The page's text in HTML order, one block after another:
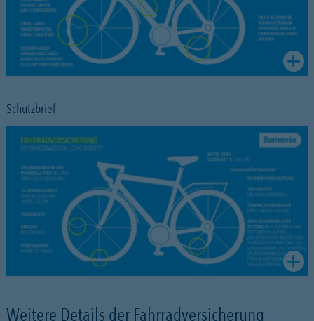
Schutzbrief
Weitere Details der Fahrradversicherung